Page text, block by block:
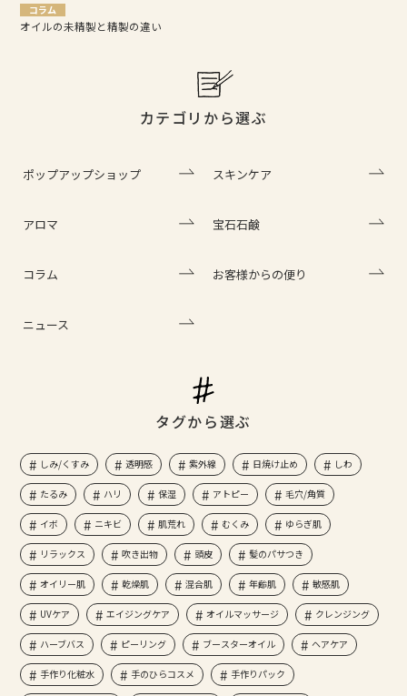
コラム
オイルの未精製と精製の違い
カテゴリから選ぶ
ポップアップショップ スキンケア
アロマ 宝石石鹸
コラム お客様からの便り
ニュース
タグから選ぶ
しみ/くすみ 透明感 紫外線 日焼け止め しわ
たるみ ハリ 保湿 アトピー 毛穴/角質
イボ ニキビ 肌荒れ むくみ ゆらぎ肌
リラックス 吹き出物 頭皮 髪のパサつき
オイリー肌 乾燥肌 混合肌 年齢肌 敏感肌
UVケア エイジングケア オイルマッサージ クレンジング
ハーブバス ピーリング ブースターオイル ヘアケア
手作り化粧水 手のひらコスメ 手作りパック